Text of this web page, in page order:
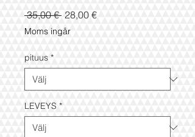
35,00 € Ordinarie
pris
28,00 €Reapris
Moms ingår
pituus *
LEVEYS *